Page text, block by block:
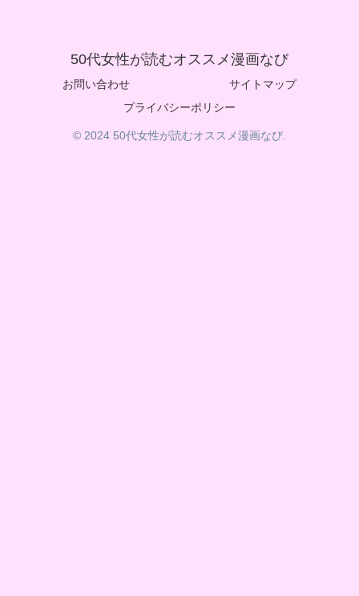
50代女性が読むオススメ漫画なび
お問い合わせ
サイトマップ
プライバシーポリシー
© 2024 50代女性が読むオススメ漫画なび.